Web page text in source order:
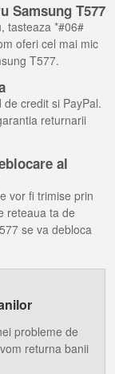
Samsung T577
tasteaza *#06#
oferi cel mai mic
T577.
credit si PayPal.
returnarii
al
vor fi trimise prin
reteaua ta de
se va debloca
probleme de
returna banii